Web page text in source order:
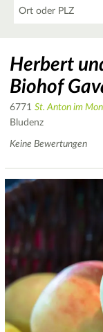
Herbert
Biohof
6771 St. Anton im
Bludenz
Keine Bewertungen